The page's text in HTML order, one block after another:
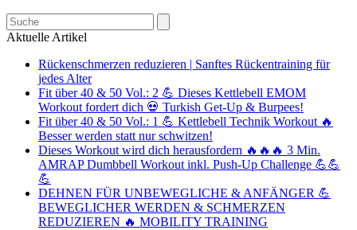
Search
Aktuelle Artikel
Rückenschmerzen reduzieren | Sanftes Rückentraining für
jedes Alter
Fit über 40 & 50 Vol.: 2 💪 Dieses Kettlebell EMOM
Workout fordert dich 💀 Turkish Get-Up & Burpees!
Fit über 40 & 50 Vol.: 1 💪 Kettlebell Technik Workout 🔥
Besser werden statt nur schwitzen!
Dieses Workout wird dich herausfordern 🔥🔥🔥 3 Min.
AMRAP Dumbbell Workout inkl. Push-Up Challenge 💪💪
💪
DEHNEN FÜR UNBEWEGLICHE & ANFÄNGER 💪
BEWEGLICHER WERDEN & SCHMERZEN
REDUZIEREN 🔥 MOBILITY TRAINING